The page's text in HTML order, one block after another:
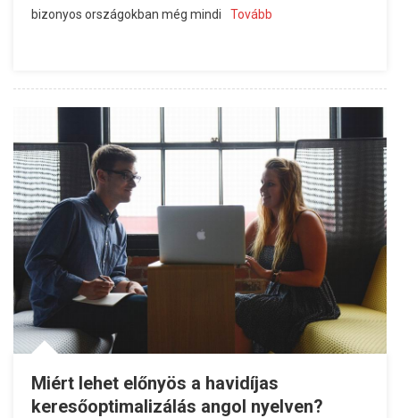
bizonyos országokban még mindi
Tovább
Miért lehet előnyös a havidíjas
keresőoptimalizálás angol nyelven?